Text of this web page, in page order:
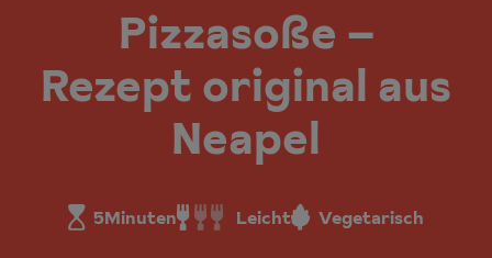
Pizzasoße –
Rezept original aus
Neapel
5Minuten Leicht Vegetarisch